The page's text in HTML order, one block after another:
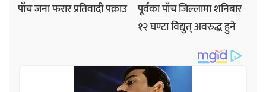
पाँच जना फरार प्रतिवादी पक्राउ पूर्वका पाँच जिल्लामा शनिबार
१२ घण्टा विद्युत् अवरुद्ध हुने